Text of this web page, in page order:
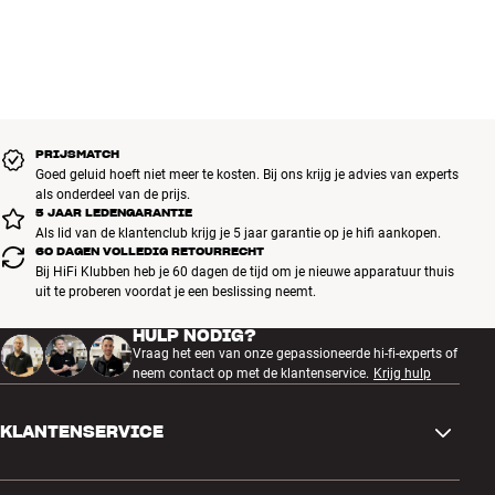
PRIJSMATCH
Goed geluid hoeft niet meer te kosten. Bij ons krijg je advies van experts
als onderdeel van de prijs.
5 JAAR LEDENGARANTIE
Als lid van de klantenclub krijg je 5 jaar garantie op je hifi aankopen.
60 DAGEN VOLLEDIG RETOURRECHT
Bij HiFi Klubben heb je 60 dagen de tijd om je nieuwe apparatuur thuis
uit te proberen voordat je een beslissing neemt.
HULP NODIG?
Vraag het een van onze gepassioneerde hi-fi-experts of
neem contact op met de klantenservice. Krijg hulp
KLANTENSERVICE